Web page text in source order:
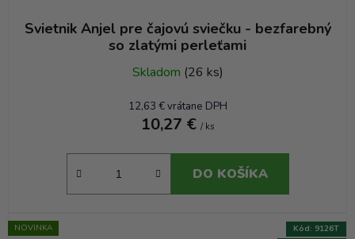
Svietnik Anjel pre čajovú sviečku - bezfarebný
so zlatými perleťami
Skladom (26 ks)
12,63 € vrátane DPH
10,27 € / ks
DO KOŠÍKA
NOVINKA Kód: 9126T